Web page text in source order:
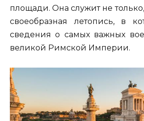
площади. Она служит не
своеобразная летопись, в
сведения о самых важных
великой Римской Империи.